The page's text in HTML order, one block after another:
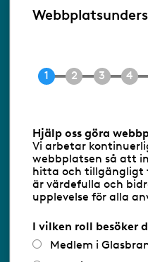
Besöksadress:
Ringvägen 100
E-post info@gbf.se
Följ oss via RSS
Databasens namn:
Glasbranschföreningen
utgivare: Sofia Wahlgren
Hjälp oss göra
Vi arbetar
webbplatsen så att
hitta och tillgängligt
är värdefulla och
upplevelse för alla
I vilken roll besöker
Medlem i